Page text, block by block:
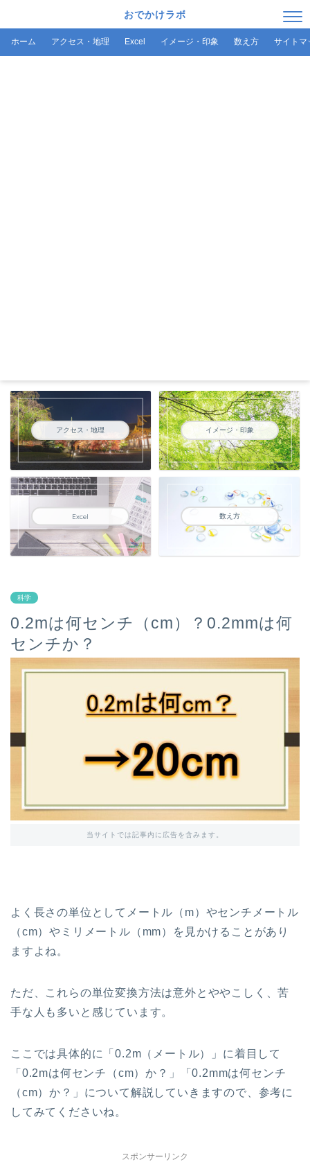
おでかけラボ
ホーム アクセス・地理 Excel イメージ・印象 数え方 サイトマ
アクセス・地理 イメージ・印象
Excel 数え方
科学
0.2mは何センチ（cm）？0.2mmは何
センチか？
当サイトでは記事内に広告を含みます。
よく長さの単位としてメートル（m）やセンチメートル
（cm）やミリメートル（mm）を見かけることがあり
ますよね。
ただ、これらの単位変換方法は意外とややこしく、苦
手な人も多いと感じています。
ここでは具体的に「0.2m（メートル）」に着目して
「0.2mは何センチ（cm）か？」「0.2mmは何センチ
（cm）か？」について解説していきますので、参考に
してみてくださいね。
スポンサーリンク